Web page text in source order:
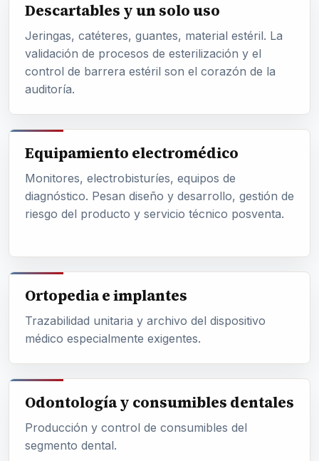
Descartables y un solo uso
Jeringas, catéteres, guantes, material estéril. La
validación de procesos de esterilización y el
control de barrera estéril son el corazón de la
auditoría.
Equipamiento electromédico
Monitores, electrobisturíes, equipos de
diagnóstico. Pesan diseño y desarrollo, gestión de
riesgo del producto y servicio técnico posventa.
Ortopedia e implantes
Trazabilidad unitaria y archivo del dispositivo
médico especialmente exigentes.
Odontología y consumibles dentales
Producción y control de consumibles del
segmento dental.